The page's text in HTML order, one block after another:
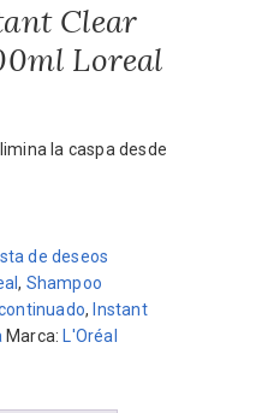
Clear
Loreal
la caspa desde
de deseos
, Shampoo
, Instant
Marca:
L'Oréal